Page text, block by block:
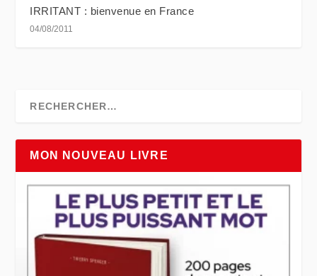
IRRITANT : bienvenue en France
04/08/2011
MON NOUVEAU LIVRE